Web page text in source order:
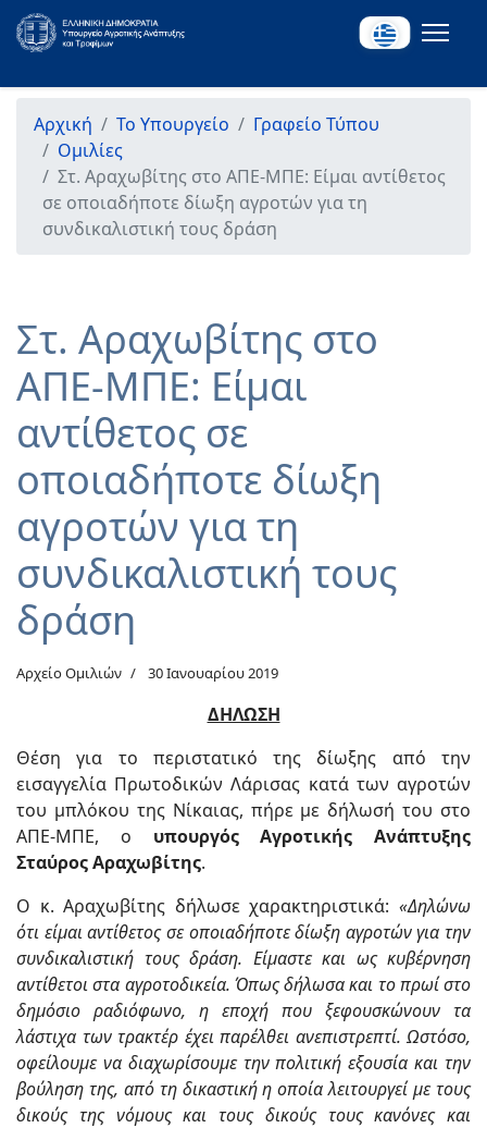
Αρχική Το Υπουργείο
Γραφείο Τύπου
Ομιλίες
Στ. Αραχωβίτης στο ΑΠΕ-ΜΠΕ: Είμαι αντίθετος
σε οποιαδήποτε δίωξη αγροτών για τη
συνδικαλιστική τους δράση
Στ. Αραχωβίτης στο
ΑΠΕ-ΜΠΕ: Είμαι
αντίθετος σε
οποιαδήποτε δίωξη
αγροτών για τη
συνδικαλιστική τους
δράση
Αρχείο Ομιλιών 30 Ιανουαρίου 2019
ΔΗΛΩΣΗ
Θέση για το περιστατικό της δίωξης από την
εισαγγελία Πρωτοδικών Λάρισας κατά των αγροτών
του μπλόκου της Νίκαιας, πήρε με δήλωσή του στο
ΑΠΕ-ΜΠΕ, ο υπουργός Αγροτικής Ανάπτυξης
Σταύρος Αραχωβίτης.
Ο κ. Αραχωβίτης δήλωσε χαρακτηριστικά: «Δηλώνω
ότι είμαι αντίθετος σε οποιαδήποτε δίωξη αγροτών για την
συνδικαλιστική τους δράση. Είμαστε και ως κυβέρνηση
αντίθετοι στα αγροτοδικεία. Όπως δήλωσα και το πρωί στο
δημόσιο ραδιόφωνο, η εποχή που ξεφουσκώνουν τα
λάστιχα των τρακτέρ έχει παρέλθει ανεπιστρεπτί. Ωστόσο,
οφείλουμε να διαχωρίσουμε την πολιτική εξουσία και την
βούληση της, από τη δικαστική η οποία λειτουργεί με τους
δικούς της νόμους και τους δικούς τους κανόνες και